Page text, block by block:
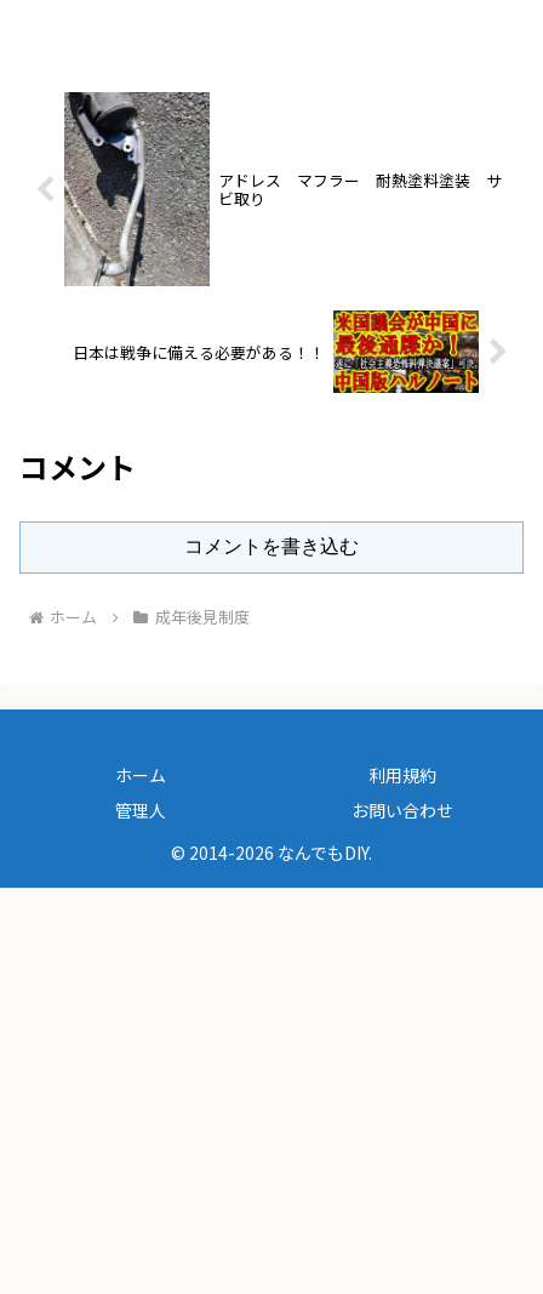
アドレス マフラー 耐熱塗料塗装 サ
ビ取り
日本は戦争に備える必要がある！！
コメント
コメントを書き込む
ホーム 成年後見制度
ホーム
利用規約
管理人
お問い合わせ
© 2014-2026 なんでもDIY.